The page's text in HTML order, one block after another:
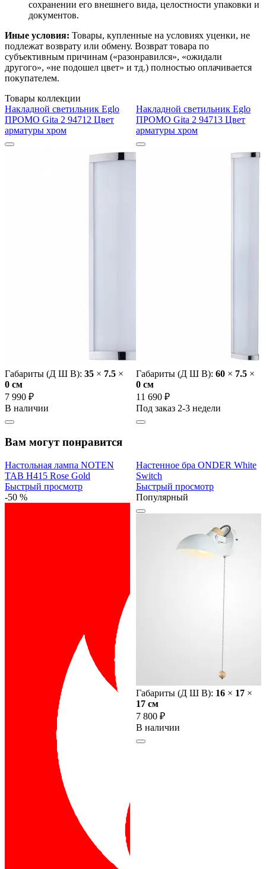
сохранении его внешнего вида, целостности упаковки и
документов.
Иные условия: Товары, купленные на условиях уценки, не
подлежат возврату или обмену. Возврат товара по
субъективным причинам («разонравился», «ожидали
другого», «не подошел цвет» и тд.) полностью оплачивается
покупателем.
Товары коллекции
Накладной светильник Eglo
ПРОМО Gita 2 94712 Цвет
арматуры хром
Габариты (Д Ш В): 35 × 7.5 ×
0 cм
7 990 ₽
В наличии
Накладной светильник Eglo
ПРОМО Gita 2 94713 Цвет
арматуры хром
Габариты (Д Ш В): 60 × 7.5 ×
0 cм
11 690 ₽
Под заказ 2-3 недели
Вам могут понравится
Настольная лампа NOTEN
TAB H415 Rose Gold
Быстрый просмотр
-50 %
Настенное бра ONDER White
Switch
Быстрый просмотр
Популярный
Габариты (Д Ш В): 16 × 17 ×
17 cм
7 800 ₽
В наличии